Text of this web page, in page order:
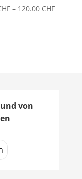
– 120.00 CHF
von